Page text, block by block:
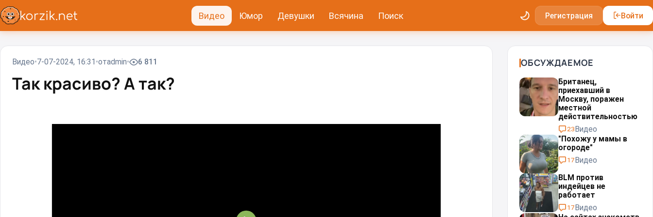
Видео Юмор Девушки Всячина Поиск Регистрация Войти
Видео 7-07-2024, 16:31 отadmin 6 811
Так красиво? А так?⁠⁠
ОБСУЖДАЕМОЕ
Британец,
приехавший в
Москву, поражен
местной
действительностью⁠⁠
23Видео
"Похожу у мамы в
огороде"
17Видео
BLM против
индейцев не
работает
17Видео